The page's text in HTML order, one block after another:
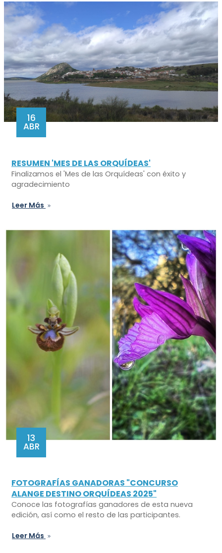
16
ABR
RESUMEN 'MES DE LAS ORQUÍDEAS'
Finalizamos el 'Mes de las Orquídeas' con éxito y
agradecimiento
Leer Más
13
ABR
FOTOGRAFÍAS GANADORAS "CONCURSO
ALANGE DESTINO ORQUÍDEAS 2025"
Conoce las fotografías ganadores de esta nueva
edición, así como el resto de las participantes.
Leer Más